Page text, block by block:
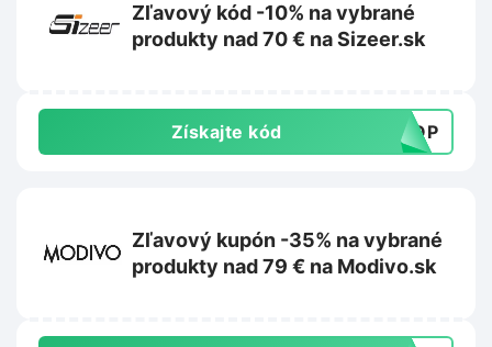
Zľavový kód -10% na vybrané
produkty nad 70 € na Sizeer.sk
Získajte kód TOP
Zľavový kupón -35% na vybrané
produkty nad 79 € na Modivo.sk